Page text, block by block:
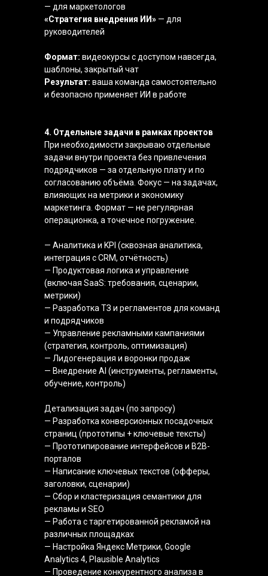
— для маркетологов
«Стратегия внедрения ИИ» — для
руководителей
Формат: видеокурсы с доступом навсегда,
шаблоны, закрытый чат
Результат: ваша команда самостоятельно
и безопасно применяет ИИ в работе
4. Отдельные задачи в рамках проектов
При необходимости закрываю отдельные
задачи внутри проекта без привлечения
подрядчиков — за отдельную плату и по
согласованию объёма. Фокус — на задачах,
влияющих на метрики и экономику
маркетинга. Формат — не регулярная
операционка, а точечное погружение.
— Аналитика и KPI (сквозная аналитика,
интеграция с CRM, отчётность)
— Продуктовая логика и управление
(включая SaaS: требования, сценарии,
метрики)
— Разработка ТЗ и регламентов для команд
и подрядчиков
— Управление рекламными кампаниями
(стратегия, контроль, оптимизация)
— Лидогенерация и воронки продаж
— Внедрение AI (инструменты, регламенты,
обучение, контроль)
Детализация задач (по запросу)
— Разработка конверсионных посадочных
страниц (прототипы + ключевые тексты)
— Прототипирование интерфейсов и B2B-
порталов
— Написание ключевых текстов (офферы,
заголовки, сценарии)
— Сбор и кластеризация семантики для
рекламы и SEO
— Работа с таргетированной рекламой на
различных площадках
— Настройка Яндекс Метрики, Google
Analytics 4, Plausible Analytics
— Проведение конкурентного анализа в